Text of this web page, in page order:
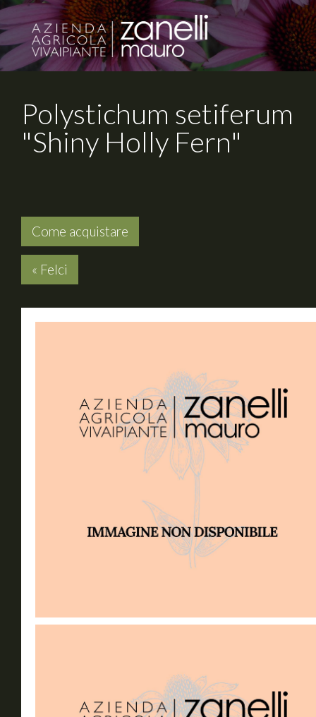
Polystichum setiferum
"Shiny Holly Fern"
Come acquistare
« Felci